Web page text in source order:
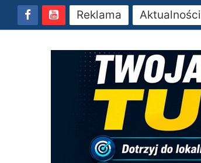
Reklama Aktualności